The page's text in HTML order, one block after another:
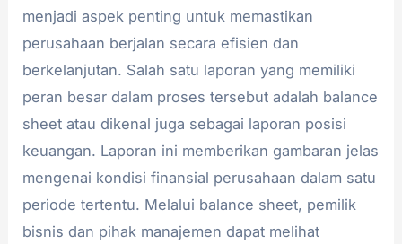
menjadi aspek penting untuk memastikan
perusahaan berjalan secara efisien dan
berkelanjutan. Salah satu laporan yang memiliki
peran besar dalam proses tersebut adalah balance
sheet atau dikenal juga sebagai laporan posisi
keuangan. Laporan ini memberikan gambaran jelas
mengenai kondisi finansial perusahaan dalam satu
periode tertentu. Melalui balance sheet, pemilik
bisnis dan pihak manajemen dapat melihat